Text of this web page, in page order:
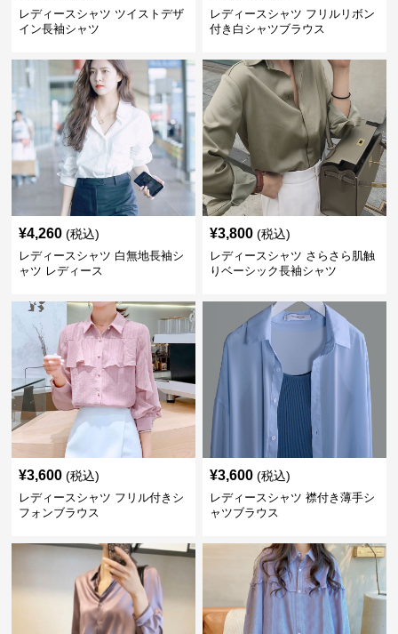
レディースシャツ ツイストデザ
イン長袖シャツ
レディースシャツ フリルリボン
付き白シャツブラウス
¥4,260 (税込)
レディースシャツ 白無地長袖シ
ャツ レディース
¥3,800 (税込)
レディースシャツ さらさら肌触
りベーシック長袖シャツ
¥3,600 (税込)
レディースシャツ フリル付きシ
フォンブラウス
¥3,600 (税込)
レディースシャツ 襟付き薄手シ
ャツブラウス